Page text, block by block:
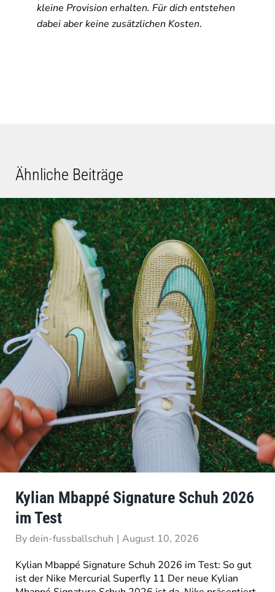
kleine Provision erhalten. Für dich entstehen
dabei aber keine zusätzlichen Kosten.
Ähnliche Beiträge
Kylian Mbappé Signature Schuh 2026
im Test
Bydein-fussballschuh | August 10, 2026
Kylian Mbappé Signature Schuh 2026 im Test: So gut
ist der Nike Mercurial Superfly 11 Der neue Kylian